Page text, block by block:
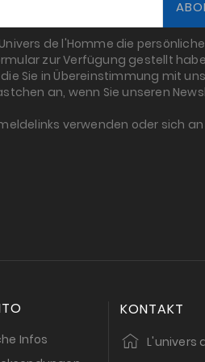
de l'Homme die
zur Verfügung gestellt
Sie in Übereinstimmung mit
an, wenn Sie unseren
verwenden oder sich
Infos
KONTAKT
L'univers